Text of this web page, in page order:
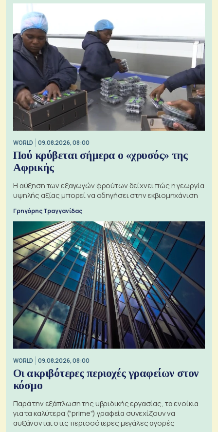
WORLD 09.08.2026, 08:00
Πού κρύβεται σήμερα ο «χρυσός» της
Αφρικής
Η αύξηση των εξαγωγών φρούτων δείχνει πώς η γεωργία
υψηλής αξίας μπορεί να οδηγήσει στην εκβιομηχάνιση
Γρηγόρης Τραγγανίδας
WORLD 09.08.2026, 08:00
Οι ακριβότερες περιοχές γραφείων στον
κόσμο
Παρά την εξάπλωση της υβριδικής εργασίας, τα ενοίκια
για τα καλύτερα ("prime") γραφεία συνεχίζουν να
αυξάνονται στις περισσότερες μεγάλες αγορές